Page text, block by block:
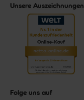
Unsere Auszeichnungen
Folge uns auf